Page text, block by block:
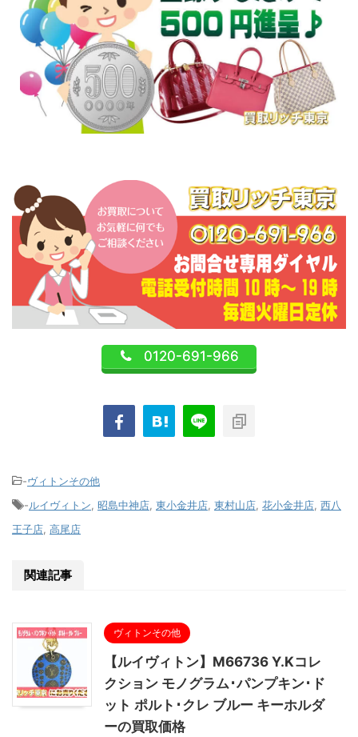
0120-691-966
-ヴィトンその他
-ルイヴィトン 昭島中神店 東小金井店 東村山店 花小金井店 西八
王子店 高尾店
関連記事
ヴィトンその他
【ルイヴィトン】M66736 Y.Kコレ
クション モノグラム･パンプキン･ド
ット ポルト･クレ ブルー キーホルダ
ーの買取価格